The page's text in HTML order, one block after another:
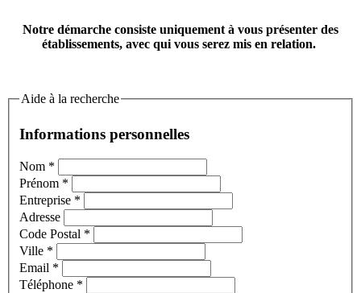
Notre démarche consiste uniquement à vous présenter des
établissements, avec qui vous serez mis en relation.
Aide à la recherche
Informations personnelles
Nom *
Prénom *
Entreprise *
Adresse
Code Postal *
Ville *
Email *
Téléphone *